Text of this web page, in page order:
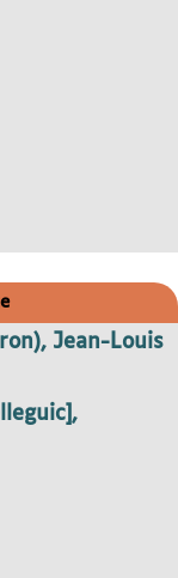
Jean-Louis